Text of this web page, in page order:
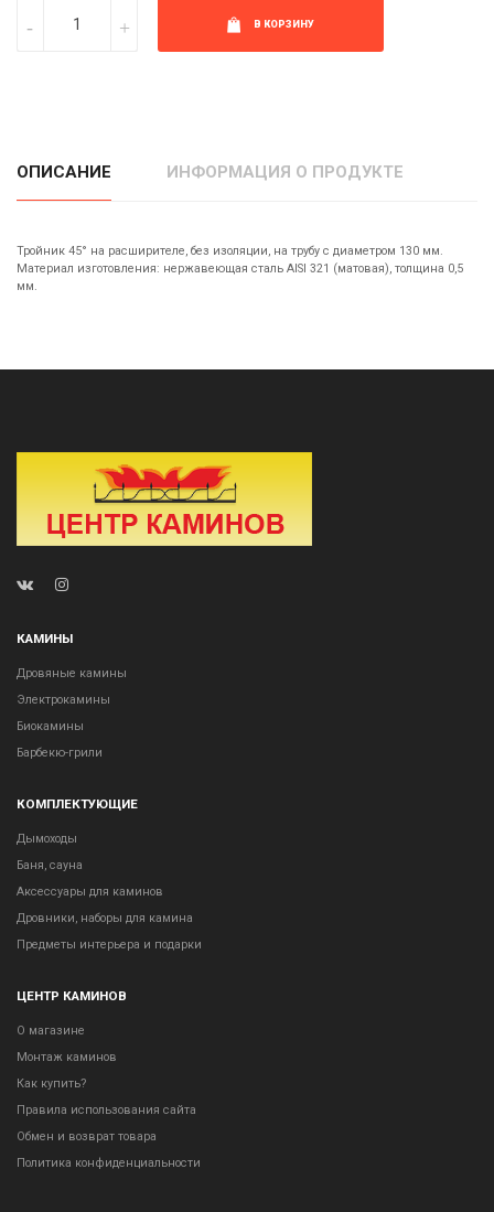
В КОРЗИНУ
ОПИСАНИЕ ИНФОРМАЦИЯ О ПРОДУКТЕ
Тройник 45° на расширителе, без изоляции, на трубу с диаметром 130 мм.
Материал изготовления: нержавеющая сталь AISI 321 (матовая), толщина 0,5
мм.
КАМИНЫ
Дровяные камины
Электрокамины
Биокамины
Барбекю-грили
КОМПЛЕКТУЮЩИЕ
Дымоходы
Баня, сауна
Аксессуары для каминов
Дровники, наборы для камина
Предметы интерьера и подарки
ЦЕНТР КАМИНОВ
О магазине
Монтаж каминов
Как купить?
Правила использования сайта
Обмен и возврат товара
Политика конфиденциальности